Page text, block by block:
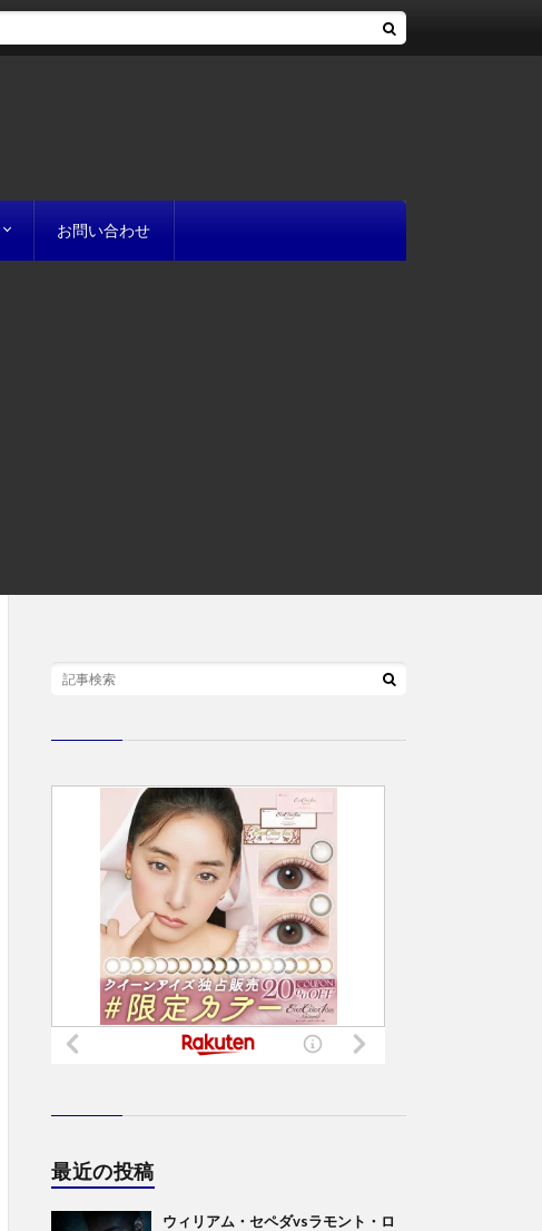
お問い合わせ
最近の投稿
ウィリアム・セペダvsラモント・ロ